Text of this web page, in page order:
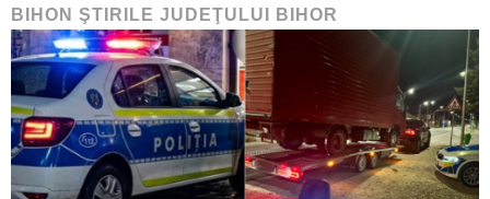
BIHON ŞTIRILE JUDEŢULUI BIHOR